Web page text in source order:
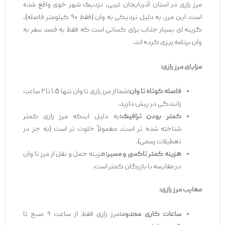
مرز رازی در استان آذربایجان غربی، نزدیک شهر خوی واقع شده
است. این مرز، به دلیل نزدیکی به وان (فقط ۹۰ کیلومتر فاصله)،
گزینه ‌ای بسیار جذاب برای کسانی است که فقط به قصد سفر به
وان برنامه ‌ریزی کرده ‌اند.
مزایای مرز رازی:
فاصله کوتاه تا وان:
شما از مرز رازی تا وان تنها ۱.۵ تا ۲ ساعت
رانندگی در پیش دارید.
کمتر بودن ترافیک:به دلیل اینکه مرز رازی کمتر
شناخته ‌شده ‌تر است، معمولاً خلوت ‌تر است (به ‌جز در
تعطیلات رسمی).
هزینه کمتر تاکسی و مسیر:هزینه حمل ‌و نقل از مرز تا وان
در مقایسه با بازرگان کمتر است.
معایب مرز رازی:
ساعات کاری محدود:
مرز رازی فقط از ساعت ۹ صبح تا